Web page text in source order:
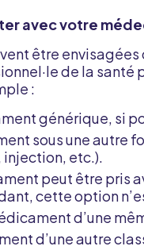
avec votre
être
de la santé
:
générique, si
sous une autre
etc.).
peut être pris
cette option
d’une
d’une autre